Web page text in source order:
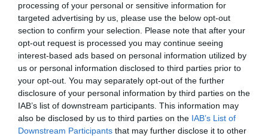
processing of your personal or sensitive information for
targeted advertising by us, please use the below opt-out
section to confirm your selection. Please note that after your
opt-out request is processed you may continue seeing
interest-based ads based on personal information utilized by
us or personal information disclosed to third parties prior to
your opt-out. You may separately opt-out of the further
disclosure of your personal information by third parties on the
IAB’s list of downstream participants. This information may
also be disclosed by us to third parties on the IAB’s List of
Downstream Participants that may further disclose it to other
relación con las previsiones anteriores. A pesar de
esto, el dinamismo del mercado laboral y el ahorro
embalsado compensarán, en parte, la pérdida de
capacidad adquisitiva de los hogares durante los
próximos trimestres.
Una conclusión importante del informe es que
estas previsiones no prevén que la economía